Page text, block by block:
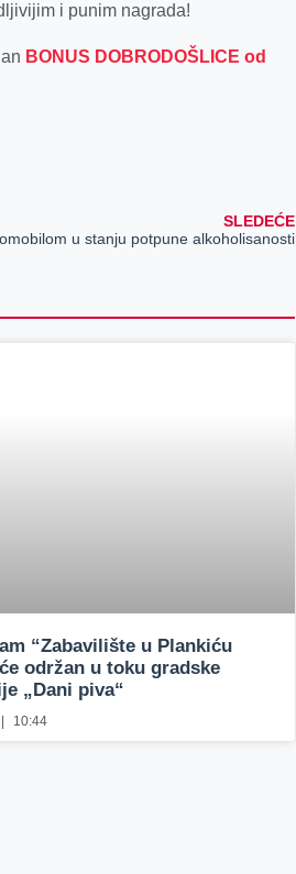
i punim nagrada!
BONUS DOBRODOŠLICE od
SLEDEĆE
u stanju potpune alkoholisanosti
“Zabavilište u Plankiću
održan u toku gradske
„Dani piva“
10:44